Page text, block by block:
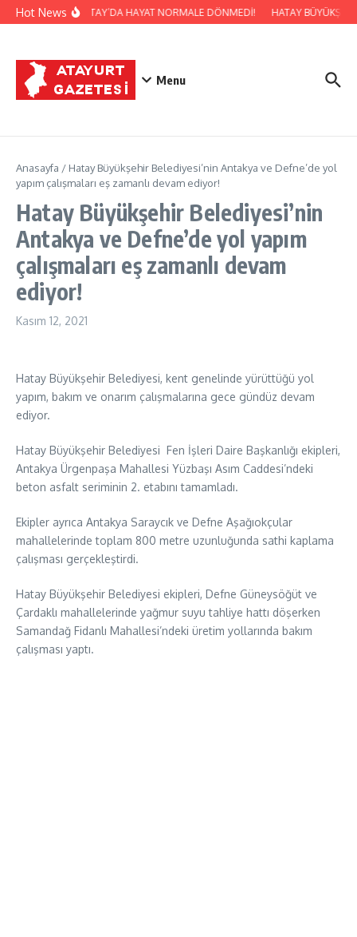
İçeriğe atla
Hot NewsERGİN: HATAY’DA HAYAT NORMALE DÖNMEDİ! HATAY
Menu
Anasayfa / Hatay Büyükşehir Belediyesi’nin Antakya ve Defne’de yol
yapım çalışmaları eş zamanlı devam ediyor!
Hatay Büyükşehir Belediyesi’nin
Antakya ve Defne’de yol yapım
çalışmaları eş zamanlı devam
ediyor!
Kasım 12, 2021
Hatay Büyükşehir Belediyesi, kent genelinde yürüttüğü yol
yapım, bakım ve onarım çalışmalarına gece gündüz devam
ediyor.
Hatay Büyükşehir Belediyesi Fen İşleri Daire Başkanlığı ekipleri,
Antakya Ürgenpaşa Mahallesi Yüzbaşı Asım Caddesi’ndeki
beton asfalt seriminin 2. etabını tamamladı.
Ekipler ayrıca Antakya Saraycık ve Defne Aşağıokçular
mahallelerinde toplam 800 metre uzunluğunda sathi kaplama
çalışması gerçekleştirdi.
Hatay Büyükşehir Belediyesi ekipleri, Defne Güneysöğüt ve
Çardaklı mahallelerinde yağmur suyu tahliye hattı döşerken
Samandağ Fidanlı Mahallesi’ndeki üretim yollarında bakım
çalışması yaptı.